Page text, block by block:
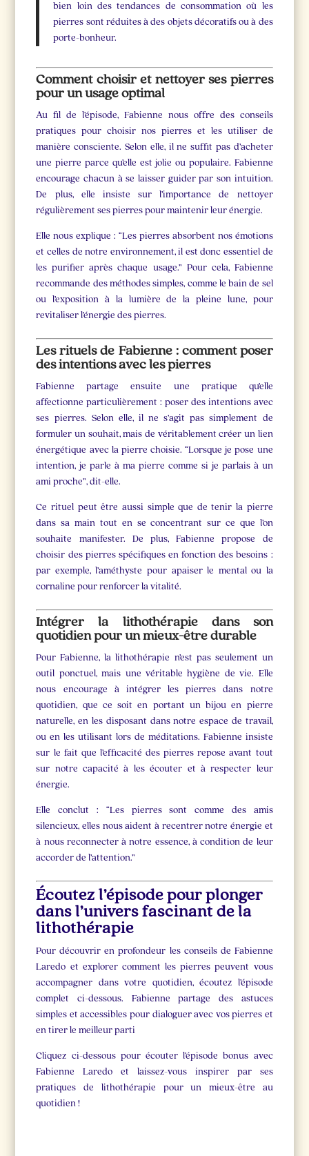
bien loin des tendances de consommation où les
pierres sont réduites à des objets décoratifs ou à des
porte-bonheur.
Comment choisir et nettoyer ses pierres
pour un usage optimal
Au fil de l’épisode, Fabienne nous offre des conseils
pratiques pour choisir nos pierres et les utiliser de
manière consciente. Selon elle, il ne suffit pas d’acheter
une pierre parce qu’elle est jolie ou populaire. Fabienne
encourage chacun à se laisser guider par son intuition.
De plus, elle insiste sur l’importance de nettoyer
régulièrement ses pierres pour maintenir leur énergie.
Elle nous explique : “Les pierres absorbent nos émotions
et celles de notre environnement, il est donc essentiel de
les purifier après chaque usage.” Pour cela, Fabienne
recommande des méthodes simples, comme le bain de sel
ou l’exposition à la lumière de la pleine lune, pour
revitaliser l’énergie des pierres.
Les rituels de Fabienne : comment poser
des intentions avec les pierres
Fabienne partage ensuite une pratique qu’elle
affectionne particulièrement : poser des intentions avec
ses pierres. Selon elle, il ne s’agit pas simplement de
formuler un souhait, mais de véritablement créer un lien
énergétique avec la pierre choisie. “Lorsque je pose une
intention, je parle à ma pierre comme si je parlais à un
ami proche”, dit-elle.
Ce rituel peut être aussi simple que de tenir la pierre
dans sa main tout en se concentrant sur ce que l’on
souhaite manifester. De plus, Fabienne propose de
choisir des pierres spécifiques en fonction des besoins :
par exemple, l’améthyste pour apaiser le mental ou la
cornaline pour renforcer la vitalité.
Intégrer la lithothérapie dans son
quotidien pour un mieux-être durable
Pour Fabienne, la lithothérapie n’est pas seulement un
outil ponctuel, mais une véritable hygiène de vie. Elle
nous encourage à intégrer les pierres dans notre
quotidien, que ce soit en portant un bijou en pierre
naturelle, en les disposant dans notre espace de travail,
ou en les utilisant lors de méditations. Fabienne insiste
sur le fait que l’efficacité des pierres repose avant tout
sur notre capacité à les écouter et à respecter leur
énergie.
Elle conclut : “Les pierres sont comme des amis
silencieux, elles nous aident à recentrer notre énergie et
à nous reconnecter à notre essence, à condition de leur
accorder de l’attention.”
Écoutez l’épisode pour plonger
dans l’univers fascinant de la
lithothérapie
Pour découvrir en profondeur les conseils de Fabienne
Laredo et explorer comment les pierres peuvent vous
accompagner dans votre quotidien, écoutez l’épisode
complet ci-dessous. Fabienne partage des astuces
simples et accessibles pour dialoguer avec vos pierres et
en tirer le meilleur parti
Cliquez ci-dessous pour écouter l’épisode bonus avec
Fabienne Laredo et laissez-vous inspirer par ses
pratiques de lithothérapie pour un mieux-être au
quotidien !